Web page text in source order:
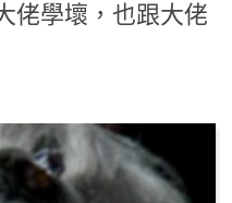
佬學壞，也跟大佬